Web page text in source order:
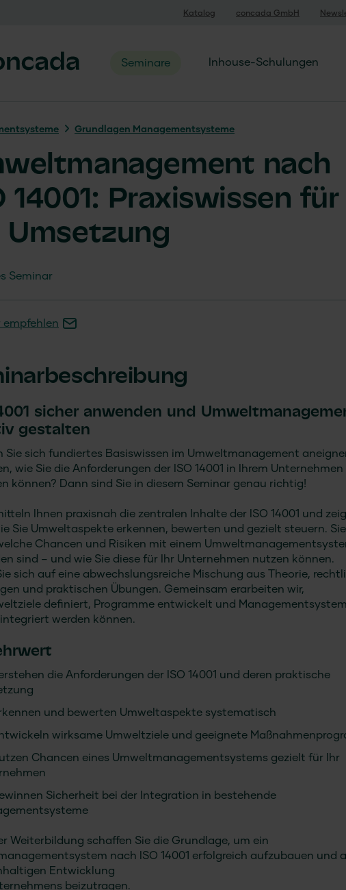
Katalog concada GmbH
Seminare Inhouse-Schulungen
Grundlagen Managementsysteme
nach
14001: Praxiswissen für
Umsetzung
Seminar
empfehlen
sicher anwenden und
gestalten
Sie sich fundiertes Basiswissen im Umweltmanagement
wie Sie die Anforderungen der ISO 14001 in Ihrem Unternehmen
können? Dann sind Sie in diesem Seminar genau richtig!
Ihnen praxisnah die zentralen Inhalte der ISO 14001 und
Sie Umweltaspekte erkennen, bewerten und gezielt steuern. Sie
Chancen und Risiken mit einem
sind – und wie Sie diese für Ihr Unternehmen nutzen können.
sich auf eine abwechslungsreiche Mischung aus Theorie,
und praktischen Übungen. Gemeinsam erarbeiten wir,
definiert, Programme entwickelt und
werden können.
die Anforderungen der ISO 14001 und deren praktische
und bewerten Umweltaspekte systematisch
wirksame Umweltziele und geeignete
Chancen eines Umweltmanagementsystems gezielt für Ihr
Sicherheit bei der Integration in bestehende
Weiterbildung schaffen Sie die Grundlage, um ein
nach ISO 14001 erfolgreich aufzubauen und
Entwicklung
beizutragen.